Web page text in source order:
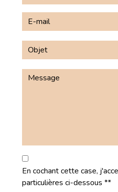
En cochant cette case,
particulières ci-dessous **